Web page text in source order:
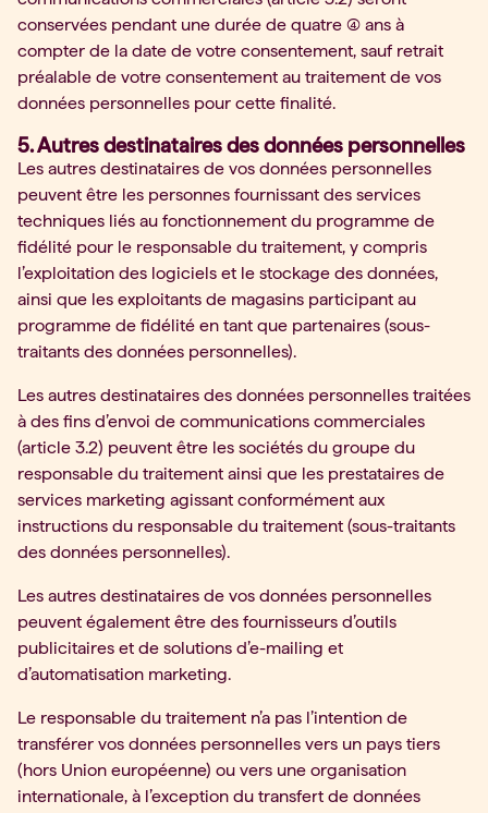
conservées pendant une durée de quatre (4) ans à
compter de la date de votre consentement, sauf retrait
préalable de votre consentement au traitement de vos
données personnelles pour cette finalité.
5. Autres destinataires des données personnelles
Les autres destinataires de vos données personnelles
peuvent être les personnes fournissant des services
techniques liés au fonctionnement du programme de
fidélité pour le responsable du traitement, y compris
l’exploitation des logiciels et le stockage des données,
ainsi que les exploitants de magasins participant au
programme de fidélité en tant que partenaires (sous-
traitants des données personnelles).
Les autres destinataires des données personnelles traitées
à des fins d’envoi de communications commerciales
(article 3.2) peuvent être les sociétés du groupe du
responsable du traitement ainsi que les prestataires de
services marketing agissant conformément aux
instructions du responsable du traitement (sous-traitants
des données personnelles).
Les autres destinataires de vos données personnelles
peuvent également être des fournisseurs d’outils
publicitaires et de solutions d’e-mailing et
d’automatisation marketing.
Le responsable du traitement n’a pas l’intention de
transférer vos données personnelles vers un pays tiers
(hors Union européenne) ou vers une organisation
internationale, à l’exception du transfert de données